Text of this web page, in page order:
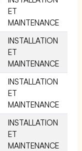
ET
MAINTENANCE
INSTALLATION
ET
MAINTENANCE
INSTALLATION
ET
MAINTENANCE
INSTALLATION
ET
MAINTENANCE